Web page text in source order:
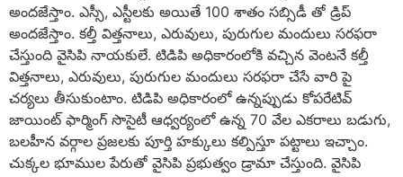
అందజేస్తాం. ఎస్సీ, ఎస్టీలకు అయితే 100 శాతం సబ్సిడీ తో డ్రిప్
అందజేస్తాం. కల్తీ విత్తనాలు, ఎరువులు, పురుగుల మందులు సరఫరా
చేస్తుంది వైసిపి నాయకులే. టిడిపి అధికారంలోకి వచ్చిన వెంటనే కల్తీ
విత్తనాలు, ఎరువులు, పురుగుల మందులు సరఫరా చేసే వారి పై
చర్యలు తీసుకుంటాం. టిడిపి అధికారంలో ఉన్నప్పుడు కోపరేటివ్
జాయింట్ ఫార్మింగ్ సొసైటీ ఆధ్వర్యంలో ఉన్న 70 వేల ఎకరాలు బడుగు,
బలహీన వర్గాల ప్రజలకు పూర్తి హక్కులు కల్పిస్తూ పట్టాలు ఇచ్చాం.
చుక్కల భూముల పేరుతో వైసిపి ప్రభుత్వం డ్రామా చేస్తుంది. వైసిపి